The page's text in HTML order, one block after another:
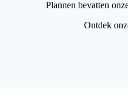
Plannen bevatten
Ontdek